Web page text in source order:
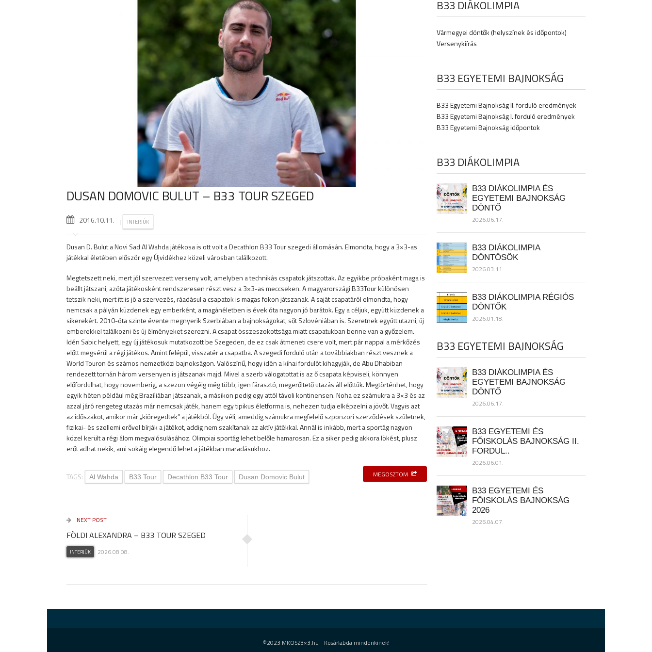
DUSAN DOMOVIC BULUT – B33 TOUR SZEGED
2016.10.11. | INTERJÚK
Dusan D. Bulut a Novi Sad Al Wahda játékosa is ott volt a Decathlon B33 Tour szegedi állomásán. Elmondta, hogy a 3×3-as
játékkal életében először egy Újvidékhez közeli városban találkozott.
Megtetszett neki, mert jól szervezett verseny volt, amelyben a technikás csapatok játszottak. Az egyikbe próbaként maga is
beállt játszani, azóta játékosként rendszeresen részt vesz a 3×3-as meccseken. A magyarországi B33Tour különösen
tetszik neki, mert itt is jó a szervezés, ráadásul a csapatok is magas fokon játszanak. A saját csapatáról elmondta, hogy
nemcsak a pályán küzdenek egy emberként, a magánéletben is évek óta nagyon jó barátok. Egy a céljuk, együtt küzdenek a
sikerekért. 2010-óta szinte évente megnyerik Szerbiában a bajnokságokat, sőt Szlovéniában is. Szeretnek együtt utazni, új
emberekkel találkozni és új élményeket szerezni. A csapat összeszokottsága miatt csapatukban benne van a győzelem.
Idén Sabic helyett, egy új játékosuk mutatkozott be Szegeden, de ez csak átmeneti csere volt, mert pár nappal a mérkőzés
előtt megsérül a régi játékos. Amint felépül, visszatér a csapatba. A szegedi forduló után a továbbiakban részt vesznek a
World Touron és számos nemzetközi bajnokságon. Valószínű, hogy idén a kínai fordulót kihagyják, de Abu Dhabiban
rendezett tornán három versenyen is játszanak majd. Mivel a szerb válogatottat is az ő csapata képviseli, könnyen
előfordulhat, hogy novemberig, a szezon végéig még több, igen fárasztó, megerőltető utazás áll előttük. Megtörténhet, hogy
egyik héten például még Brazíliában játszanak, a másikon pedig egy attól távoli kontinensen. Noha ez számukra a 3×3 és az
azzal járó rengeteg utazás már nemcsak játék, hanem egy tipikus életforma is, nehezen tudja elképzelni a jövőt. Vagyis azt
az időszakot, amikor már „kiöregedtek” a játékból. Úgy véli, ameddig számukra megfelelő szponzori szerződések születnek,
fizikai- és szellemi erővel bírják a játékot, addig nem szakítanak az aktív játékkal. Annál is inkább, mert a sportág nagyon
közel került a régi álom megvalósulásához. Olimpiai sportág lehet belőle hamarosan. Ez a siker pedig akkora lökést, plusz
erőt adhat nekik, ami sokáig elegendő lehet a játékban maradásukhoz.
TAGS: Al Wahda B33 Tour Decathlon B33 Tour Dusan Domovic Bulut MEGOSZTOM
NEXT POST
FÖLDI ALEXANDRA – B33 TOUR SZEGED
INTERJÚK 2026.08.08.
B33 DIÁKOLIMPIA
Vármegyei döntők (helyszínek és időpontok)
Versenykiírás
B33 EGYETEMI BAJNOKSÁG
B33 Egyetemi Bajnokság II. forduló eredmények
B33 Egyetemi Bajnokság I. forduló eredmények
B33 Egyetemi Bajnokság időpontok
B33 DIÁKOLIMPIA
B33 DIÁKOLIMPIA ÉS
EGYETEMI BAJNOKSÁG
DÖNTŐ
2026.06.17.
B33 DIÁKOLIMPIA
DÖNTŐSÖK
2026.03.11.
B33 DIÁKOLIMPIA RÉGIÓS
DÖNTŐK
2026.01.18.
B33 EGYETEMI BAJNOKSÁG
B33 DIÁKOLIMPIA ÉS
EGYETEMI BAJNOKSÁG
DÖNTŐ
2026.06.17.
B33 EGYETEMI ÉS
FŐISKOLÁS BAJNOKSÁG II.
FORDUL..
2026.06.01.
B33 EGYETEMI ÉS
FŐISKOLÁS BAJNOKSÁG
2026
2026.04.07.
©2023 MKOSZ3×3.hu - Kosárlabda mindenkinek!